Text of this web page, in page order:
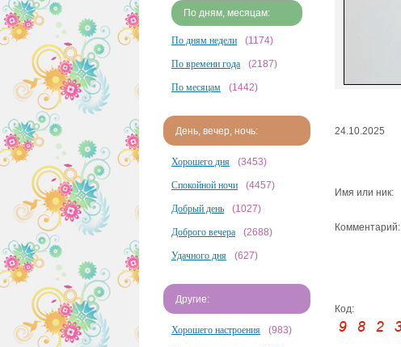
По дням, месяцам:
По дням недели (1174)
По времени года (2187)
По месяцам (1442)
День, вечер, ночь:
Хорошего дня (3453)
Спокойной ночи (4457)
Добрый день (1027)
Доброго вечера (2688)
Удачного дня (627)
Другие:
Хорошего настроения (983)
24.10.2025
Имя или ник:
Комментарий:
Код: